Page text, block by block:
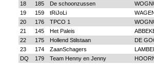
18
185 De schoonzussen
19
159 tRiJoLi
20
176 TPCO 1
21
145 Het Paleis
22
175 Hollend Stilstaan
DE
23
174 ZaanSchagers
DQ
179 Team Henny en Jenny